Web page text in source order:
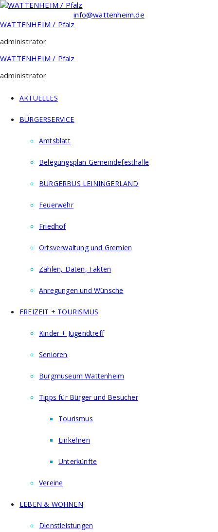
Zum
springen
info@wattenheim.de
WATTENHEIM / Pfalz
administrator
WATTENHEIM / Pfalz
administrator
AKTUELLES
BÜRGERSERVICE
Amtsblatt
Belegungsplan Gemeindefesthalle
BÜRGERBUS LEININGERLAND
Feuerwehr
Friedhof
Ortsverwaltung und Gremien
Zahlen, Daten, Fakten
Anregungen und Wünsche
FREIZEIT + TOURISMUS
Kinder + Jugendtreff
Senioren
Burgmuseum Wattenheim
Tipps für Bürger und Besucher
Tourismus
Einkehren
Unterkünfte
Vereine
LEBEN & WOHNEN
Dienstleistungen